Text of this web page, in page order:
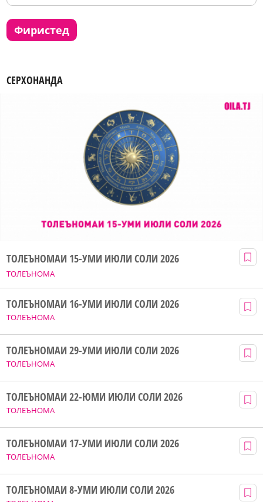
фиристед
СЕРХОНАНДА
ТОЛЕЪНОМА
ТОЛЕЪНОМАИ 15-УМИ ИЮЛИ СОЛИ 2026
ТОЛЕЪНОМА
ТОЛЕЪНОМАИ 16-УМИ ИЮЛИ СОЛИ 2026
ТОЛЕЪНОМА
ТОЛЕЪНОМАИ 29-УМИ ИЮЛИ СОЛИ 2026
ТОЛЕЪНОМА
ТОЛЕЪНОМАИ 22-ЮМИ ИЮЛИ СОЛИ 2026
ТОЛЕЪНОМА
ТОЛЕЪНОМАИ 17-УМИ ИЮЛИ СОЛИ 2026
ТОЛЕЪНОМАИ 8-УМИ ИЮЛИ СОЛИ 2026